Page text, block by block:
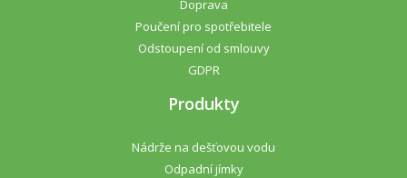
Doprava
Poučení pro spotřebitele
Odstoupení od smlouvy
GDPR
Produkty
Nádrže na dešťovou vodu
Odpadní jímky